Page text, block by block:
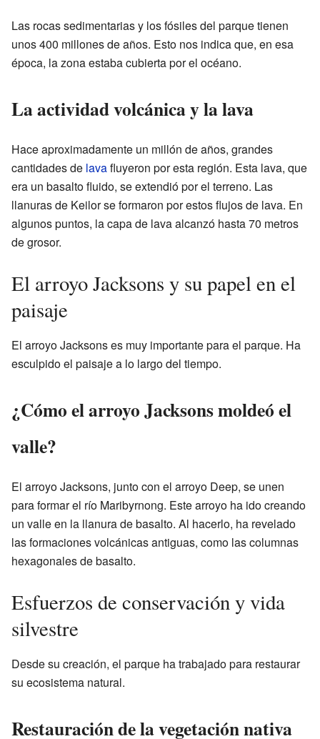
Las rocas sedimentarias y los fósiles del parque tienen
unos 400 millones de años. Esto nos indica que, en esa
época, la zona estaba cubierta por el océano.
La actividad volcánica y la lava
Hace aproximadamente un millón de años, grandes
cantidades de lavafluyeron por esta región. Esta lava, que
era un basalto fluido, se extendió por el terreno. Las
llanuras de Keilor se formaron por estos flujos de lava. En
algunos puntos, la capa de lava alcanzó hasta 70 metros
de grosor.
El arroyo Jacksons y su papel en el
paisaje
El arroyo Jacksons es muy importante para el parque. Ha
esculpido el paisaje a lo largo del tiempo.
¿Cómo el arroyo Jacksons moldeó el
valle?
El arroyo Jacksons, junto con el arroyo Deep, se unen
para formar el río Maribyrnong. Este arroyo ha ido creando
un valle en la llanura de basalto. Al hacerlo, ha revelado
las formaciones volcánicas antiguas, como las columnas
hexagonales de basalto.
Esfuerzos de conservación y vida
silvestre
Desde su creación, el parque ha trabajado para restaurar
su ecosistema natural.
Restauración de la vegetación nativa